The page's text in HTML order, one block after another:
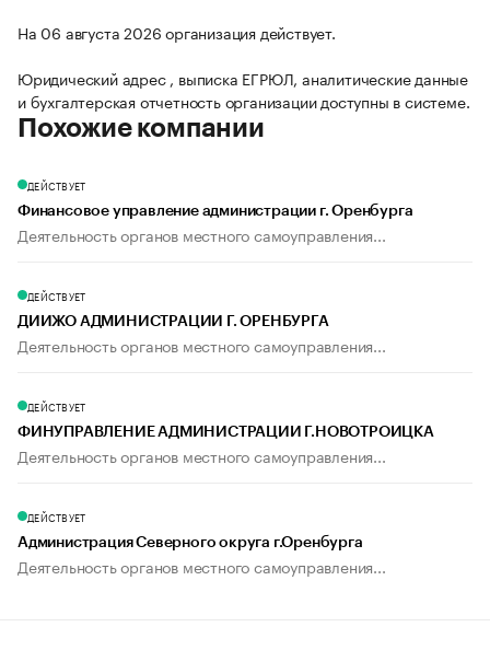
На 06 августа 2026 организация действует.
Юридический адрес , выписка ЕГРЮЛ, аналитические данные
и бухгалтерская отчетность организации доступны в системе.
Похожие компании
ДЕЙСТВУЕТ
Финансовое управление администрации г. Оренбурга
Деятельность органов местного самоуправления...
ДЕЙСТВУЕТ
ДИИЖО АДМИНИСТРАЦИИ Г. ОРЕНБУРГА
Деятельность органов местного самоуправления...
ДЕЙСТВУЕТ
ФИНУПРАВЛЕНИЕ АДМИНИСТРАЦИИ Г.НОВОТРОИЦКА
Деятельность органов местного самоуправления...
ДЕЙСТВУЕТ
Администрация Северного округа г.Оренбурга
Деятельность органов местного самоуправления...